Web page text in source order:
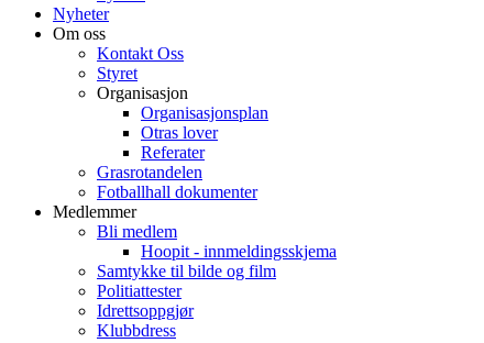
Nyheter
Om oss
Kontakt Oss
Styret
Organisasjon
Organisasjonsplan
Otras lover
Referater
Grasrotandelen
Fotballhall dokumenter
Medlemmer
Bli medlem
Hoopit - innmeldingsskjema
Samtykke til bilde og film
Politiattester
Idrettsoppgjør
Klubbdress